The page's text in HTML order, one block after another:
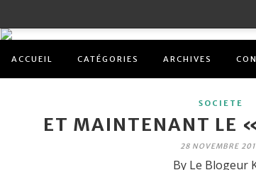
ACCUEIL CATÉGORIES ARCHIVES
SOCIETE
ET MAINTENANT LE
28 NOVEMBRE
By Le Blogeur